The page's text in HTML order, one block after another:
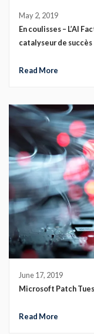
May 2, 2019
En coulisses – L’AI
catalyseur de succès
Read More
June 17, 2019
Microsoft Patch
Read More